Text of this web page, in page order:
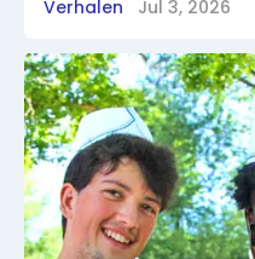
Verhalen Jul 3, 2026